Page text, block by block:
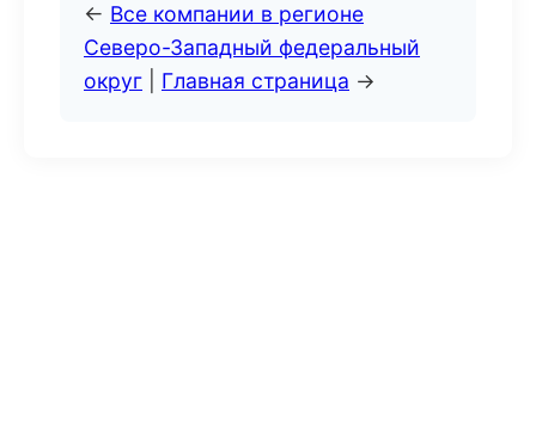
← Все компании в регионе
Северо-Западный федеральный
округ
Главная страница →